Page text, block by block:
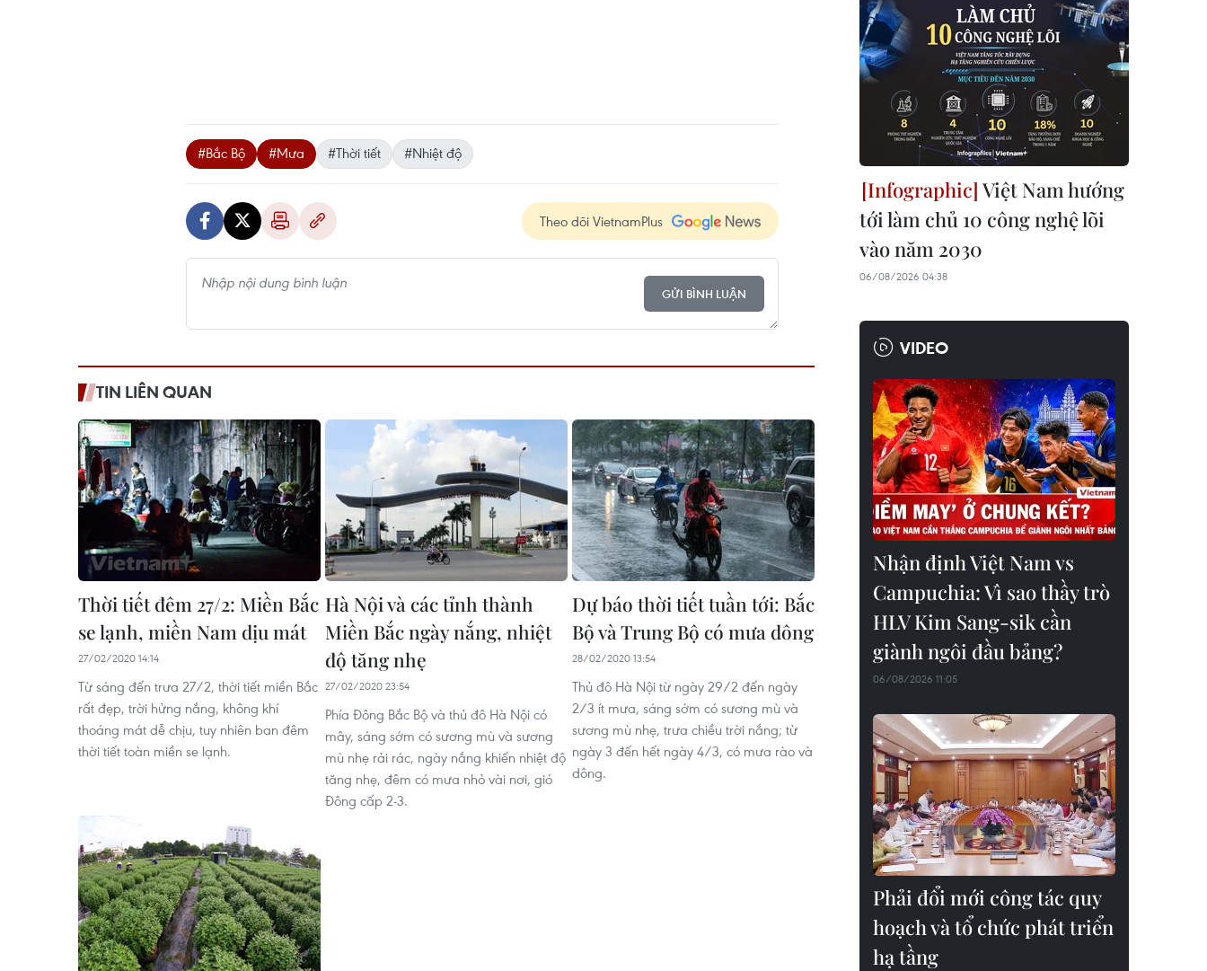
#Bắc Bộ #Mưa #Thời tiết #Nhiệt độ
Theo dõi VietnamPlus
GỬI BÌNH LUẬN
TIN LIÊN QUAN
Thời tiết đêm 27/2: Miền Bắc
se lạnh, miền Nam dịu mát
27/02/2020 14:14
Từ sáng đến trưa 27/2, thời tiết miền Bắc
rất đẹp, trời hửng nắng, không khí
thoáng mát dễ chịu, tuy nhiên ban đêm
thời tiết toàn miền se lạnh.
Hà Nội và các tỉnh thành
Miền Bắc ngày nắng, nhiệt
độ tăng nhẹ
27/02/2020 23:54
Phía Đông Bắc Bộ và thủ đô Hà Nội có
mây, sáng sớm có sương mù và sương
mù nhẹ rải rác, ngày nắng khiến nhiệt độ
tăng nhẹ, đêm có mưa nhỏ vài nơi, gió
Đông cấp 2-3.
Dự báo thời tiết tuần tới: Bắc
Bộ và Trung Bộ có mưa dông
28/02/2020 13:54
Thủ đô Hà Nội từ ngày 29/2 đến ngày
2/3 ít mưa, sáng sớm có sương mù và
sương mù nhẹ, trưa chiều trời nắng; từ
ngày 3 đến hết ngày 4/3, có mưa rào và
dông.
Việt Nam hướng
tới làm chủ 10 công nghệ lõi
vào năm 2030
06/08/2026 04:38
VIDEO
Nhận định Việt Nam vs
Campuchia: Vì sao thầy trò
HLV Kim Sang-sik cần
giành ngôi đầu bảng?
06/08/2026 11:05
Phải đổi mới công tác quy
hoạch và tổ chức phát triển
hạ tầng